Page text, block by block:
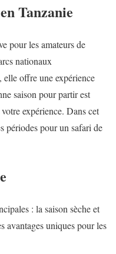
Tanzanie
pour les amateurs de
nationaux
elle offre une expérience
saison pour partir est
expérience. Dans cet
périodes pour un safari de
: la saison sèche et
avantages uniques pour les